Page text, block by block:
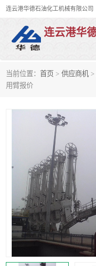
当前位置： 首页 > 供应商机 >
用臂报价
陆用流体装卸臂
液氨鹤管
平台栈桥
装车鹤管
紧急脱离干式接头
汽车鹤管